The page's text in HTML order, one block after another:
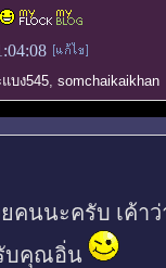
บง545, somchaikaikhan
คนนะครับ เค้า
บคุณอิ่น